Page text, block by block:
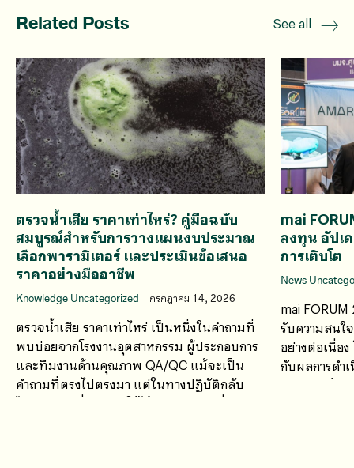
Related Posts See all
ตรวจน้ำเสีย ราคาเท่าไหร่? คู่มือฉบับ
สมบูรณ์สำหรับการวางแผนงบประมาณ
เลือกพารามิเตอร์ และประเมินข้อเสนอ
ราคาอย่างมืออาชีพ
Knowledge Uncategorized กรกฎาคม 14, 2026
ตรวจน้ำเสีย ราคาเท่าไหร่ เป็นหนึ่งในคำถามที่
พบบ่อยจากโรงงานอุตสาหกรรม ผู้ประกอบการ
และทีมงานด้านคุณภาพ QA/QC แม้จะเป็น
คำถามที่ตรงไปตรงมา แต่ในทางปฏิบัติกลับ
ไม่มีคำตอบที่สามารถใช้ได้กับทุกกรณี เนื่องจาก
mai
ลงทุน อัปเ
การเติบโต
News
mai
รับความสนใ
อย่างต่อเนื่อ
กับผลการดำ
ศักยภาพด้า